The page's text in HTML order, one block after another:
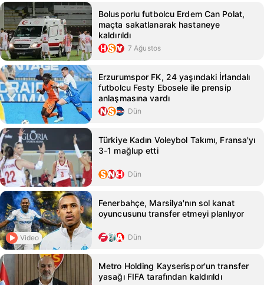
Bolusporlu futbolcu Erdem Can Polat,
maçta sakatlanarak hastaneye
kaldırıldı
7 Ağustos
Erzurumspor FK, 24 yaşındaki İrlandalı
futbolcu Festy Ebosele ile prensip
anlaşmasına vardı
Dün
Türkiye Kadın Voleybol Takımı, Fransa'yı
3-1 mağlup etti
Dün
Video
Fenerbahçe, Marsilya'nın sol kanat
oyuncusunu transfer etmeyi planlıyor
Dün
Metro Holding Kayserispor'un transfer
yasağı FIFA tarafından kaldırıldı